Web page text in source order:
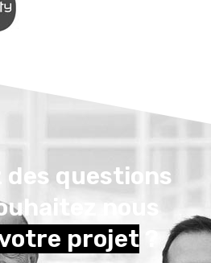
des questions
nous
projet